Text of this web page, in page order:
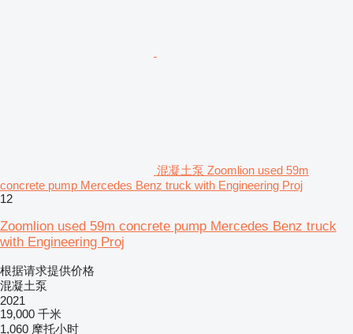
混凝土泵 Zoomlion used 59m
concrete pump Mercedes Benz truck with Engineering Proj
12
Zoomlion used 59m concrete pump Mercedes Benz truck
with Engineering Proj
根据请求提供价格
混凝土泵
2021
19,000 千米
1,060 摩托小时